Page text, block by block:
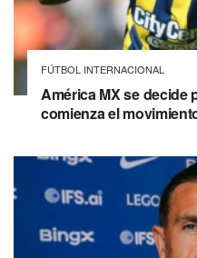
FÚTBOL INTERNACIONAL
América MX se decide
comienza el